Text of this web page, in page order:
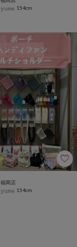
𝚢𝚞𝚖𝚎 154cm
福岡店
𝚢𝚞𝚖𝚎 154cm